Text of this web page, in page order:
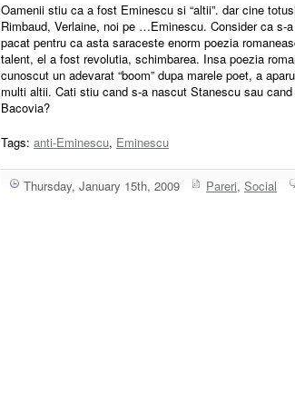
Oamenii stiu ca a fost Eminescu si “altii”. dar cine
Rimbaud, Verlaine, noi pe …Eminescu. Consider ca s-
pacat pentru ca asta saraceste enorm poezia
talent, el a fost revolutia, schimbarea. Insa poezia
cunoscut un adevarat “boom” dupa marele poet, a
multi altii. Cati stiu cand s-a nascut Stanescu sau
Bacovia?
Tags: anti-Eminescu, Eminescu
Thursday, January 15th, 2009 Pareri, Social